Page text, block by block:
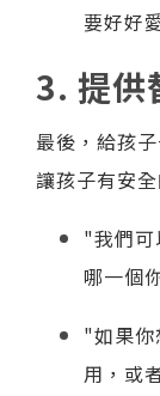
要好好
3. 提供
最後，給孩
讓孩子有安
"我們可
哪一個
"如果你
用，或